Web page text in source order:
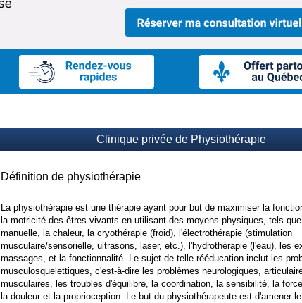
Clinique privée de Physiothérapie
Définition de physiothérapie
La physiothérapie est une thérapie ayant pour but de maximiser la
la motricité des êtres vivants en utilisant des moyens physiques, tels
manuelle, la chaleur, la cryothérapie (froid), l'électrothérapie (stimulation
musculaire/sensorielle, ultrasons, laser, etc.), l'hydrothérapie (l'eau), les
massages, et la fonctionnalité. Le sujet de telle rééducation inclut les
musculosquelettiques, c'est-à-dire les problèmes neurologiques,
musculaires, les troubles d'équilibre, la coordination, la sensibilité, la
la douleur et la proprioception. Le but du physiothérapeute est d'amener